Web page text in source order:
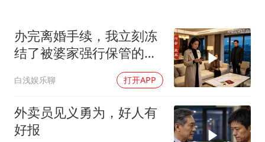
香港宏福苑火灾或由烟头引起
女主硬加吻戏短剧已下架
浙江台州《告全体市民书》
《给阿嬷的情书》售后来了
人民的健康、体质、幸福一脉相承
办完离婚手续，我立刻冻
结了被婆家强行保管的工
白浅娱乐聊 打开APP
外卖员见义勇为，好人有
好报